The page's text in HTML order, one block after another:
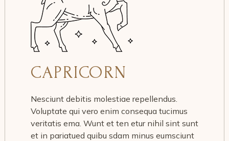
CAPRICORN
Nesciunt debitis molestiae repellendus.
Voluptate qui vero enim consequa tucimus
veritatis ema. Wunt et ten etur nihil sint sunt
et in pariatued quibu sdam minus eumsciunt